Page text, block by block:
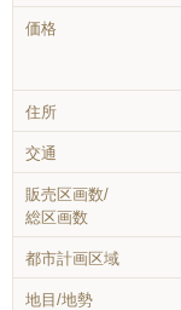
価格
住所
交通
販売区画数/
総区画数
都市計画区域
地目/地勢